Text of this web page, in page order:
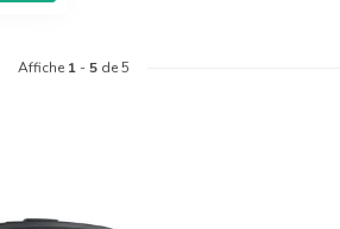
Affiche 1 -5 de 5